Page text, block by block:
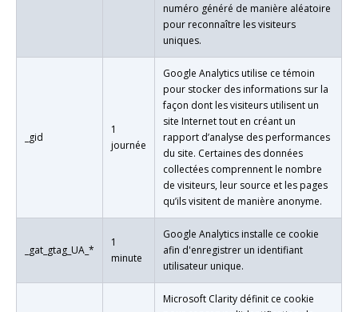
numéro généré de manière aléatoire
pour reconnaître les visiteurs
uniques.
_gid
1
journée
Google Analytics utilise ce témoin
pour stocker des informations sur la
façon dont les visiteurs utilisent un
site Internet tout en créant un
rapport d’analyse des performances
du site. Certaines des données
collectées comprennent le nombre
de visiteurs, leur source et les pages
qu’ils visitent de manière anonyme.
_gat_gtag_UA_*
1
minute
Google Analytics installe ce cookie
afin d'enregistrer un identifiant
utilisateur unique.
Microsoft Clarity définit ce cookie